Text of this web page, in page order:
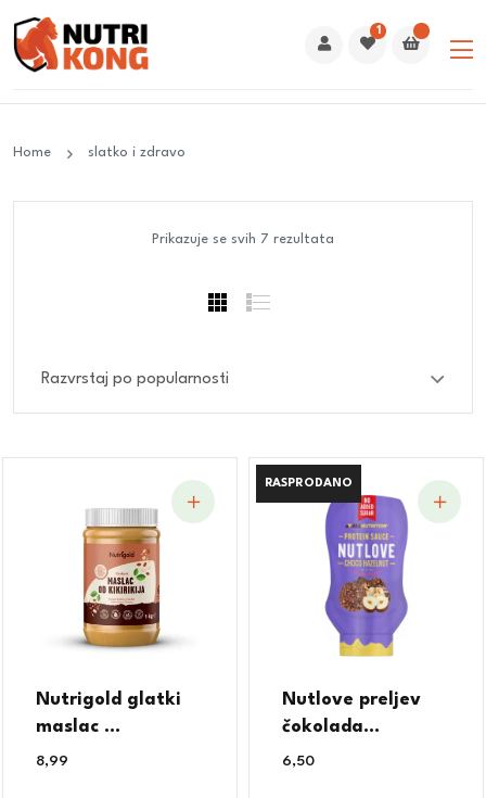
1
Home slatko i zdravo
Prikazuje se svih 7 rezultata
Nutrigold glatki
maslac ...
8,99
RASPRODANO
RASPRODANO
Nutlove preljev
čokolada...
6,50